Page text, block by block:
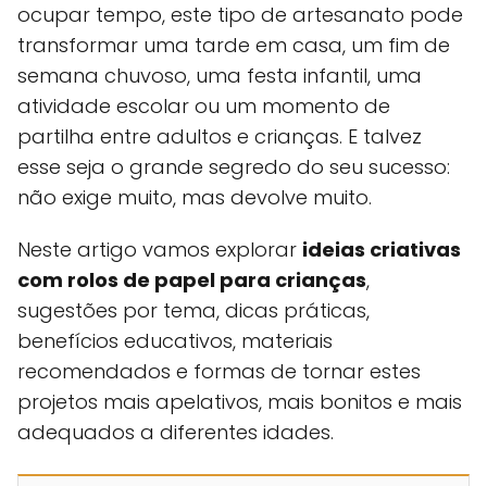
ocupar tempo, este tipo de artesanato pode
transformar uma tarde em casa, um fim de
semana chuvoso, uma festa infantil, uma
atividade escolar ou um momento de
partilha entre adultos e crianças. E talvez
esse seja o grande segredo do seu sucesso:
não exige muito, mas devolve muito.
Neste artigo vamos explorar ideias criativas
com rolos de papel para crianças,
sugestões por tema, dicas práticas,
benefícios educativos, materiais
recomendados e formas de tornar estes
projetos mais apelativos, mais bonitos e mais
adequados a diferentes idades.